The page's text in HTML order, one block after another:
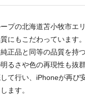
プの北海道苫小牧市エ
にもこだわっています
正品と同等の品質を持
るさや色の再現性も抜
て行い、iPhoneが再び
ます。